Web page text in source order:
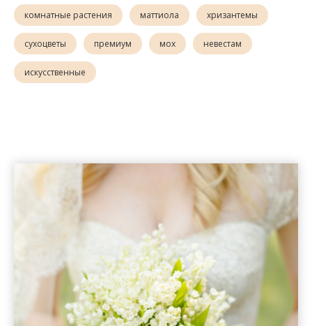
комнатные растения маттиола хризантемы
сухоцветы премиум мох невестам
искусственные